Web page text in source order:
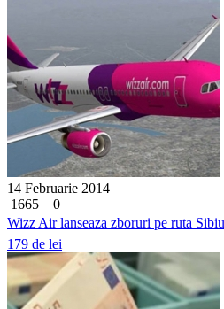
14 Februarie 2014
1665
0
Wizz Air lanseaza zboruri pe ruta
179 de lei